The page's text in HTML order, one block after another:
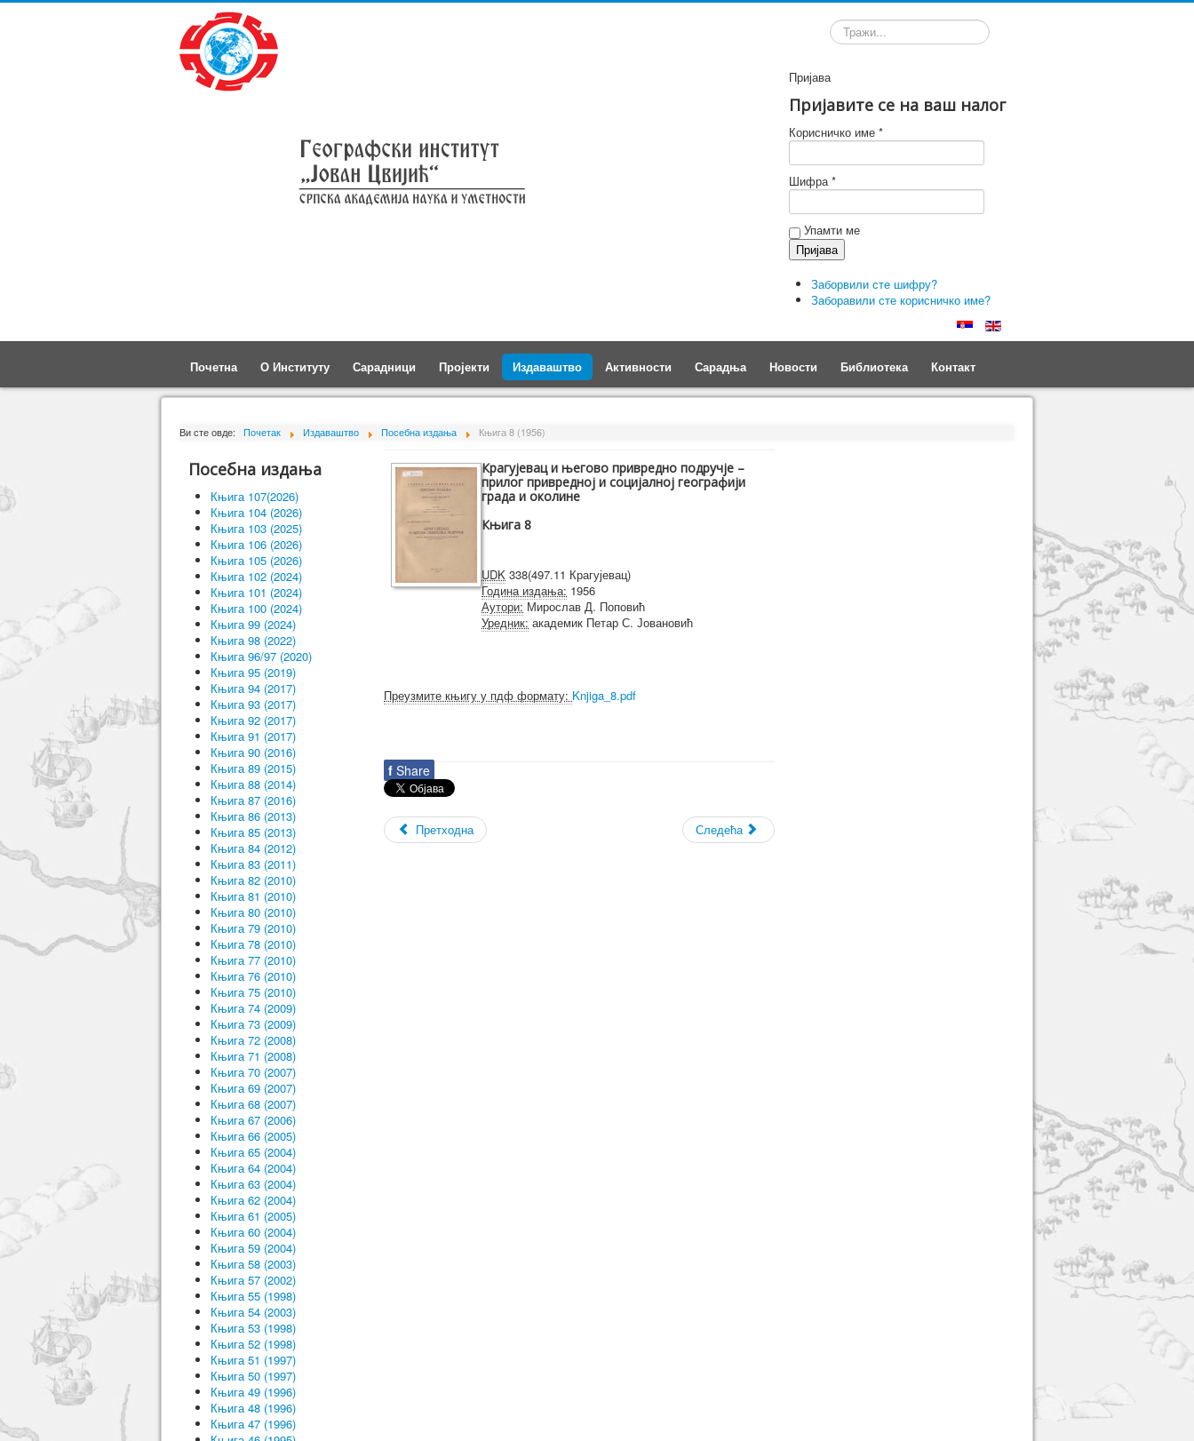
Претрага
Пријава
Пријавите се на ваш налог
Корисничко име *
Шифра *
Упамти ме
Заборвили сте шифру?
Заборавили сте корисничко име?
Почетна О Институту Сарадници Пројекти Издаваштво Активности Сарадња Новости Библиотека Контакт
Ви сте овде: Почетак Издаваштво Посебна издања Књига 8 (1956)
Посебна издања
Књига 107(2026)
Књига 104 (2026)
Књига 103 (2025)
Књига 106 (2026)
Књига 105 (2026)
Књига 102 (2024)
Књига 101 (2024)
Књига 100 (2024)
Књига 99 (2024)
Књига 98 (2022)
Књига 96/97 (2020)
Књига 95 (2019)
Књига 94 (2017)
Књига 93 (2017)
Књига 92 (2017)
Књига 91 (2017)
Књига 90 (2016)
Књига 89 (2015)
Књига 88 (2014)
Књига 87 (2016)
Књига 86 (2013)
Књига 85 (2013)
Књига 84 (2012)
Књига 83 (2011)
Књига 82 (2010)
Књига 81 (2010)
Књига 80 (2010)
Књига 79 (2010)
Књига 78 (2010)
Књига 77 (2010)
Књига 76 (2010)
Књига 75 (2010)
Књига 74 (2009)
Књига 73 (2009)
Књига 72 (2008)
Књига 71 (2008)
Књига 70 (2007)
Књига 69 (2007)
Књига 68 (2007)
Књига 67 (2006)
Књига 66 (2005)
Књига 65 (2004)
Књига 64 (2004)
Књига 63 (2004)
Књига 62 (2004)
Књига 61 (2005)
Књига 60 (2004)
Књига 59 (2004)
Књига 58 (2003)
Књига 57 (2002)
Књига 55 (1998)
Књига 54 (2003)
Књига 53 (1998)
Књига 52 (1998)
Књига 51 (1997)
Књига 50 (1997)
Књига 49 (1996)
Књига 48 (1996)
Књига 47 (1996)
Крагујевац и његово привредно подручје –
прилог привредној и социјалној географији
града и околине
Књига 8
UDK 338(497.11 Крагујевац)
Година издања: 1956
Аутори: Мирослав Д. Поповић
Уредник: академик Петар С. Јовановић
Преузмите књигу у пдф формату: Knjiga_8.pdf
f Share
Претходна Следећа